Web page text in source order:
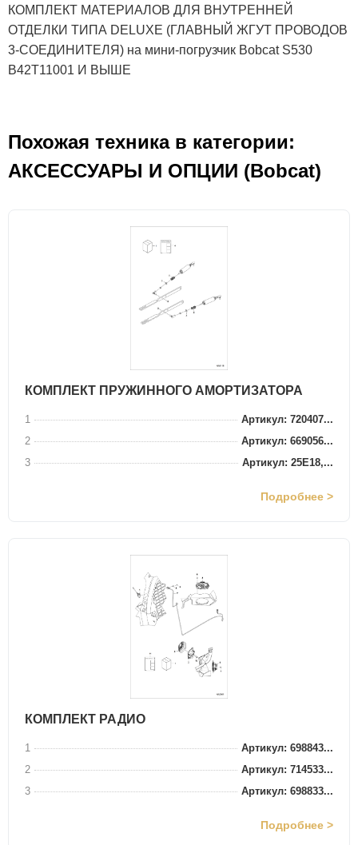
КОМПЛЕКТ МАТЕРИАЛОВ ДЛЯ ВНУТРЕННЕЙ
ОТДЕЛКИ ТИПА DELUXE (ГЛАВНЫЙ ЖГУТ ПРОВОДОВ
3-СОЕДИНИТЕЛЯ) на мини-погрузчик Bobcat S530
B42T11001 И ВЫШЕ
Похожая техника в категории:
АКСЕСCУАРЫ И ОПЦИИ (Bobcat)
КОМПЛЕКТ ПРУЖИННОГО АМОРТИЗАТОРА
1
Артикул: 720407...
2
Артикул: 669056...
3
Артикул: 25E18,...
Подробнее >
КОМПЛЕКТ РАДИО
1
Артикул: 698843...
2
Артикул: 714533...
3
Артикул: 698833...
Подробнее >